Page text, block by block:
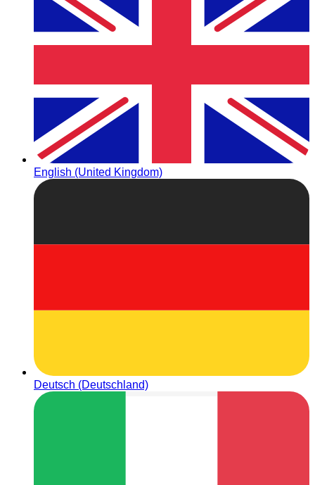
English (United Kingdom)
Deutsch (Deutschland)